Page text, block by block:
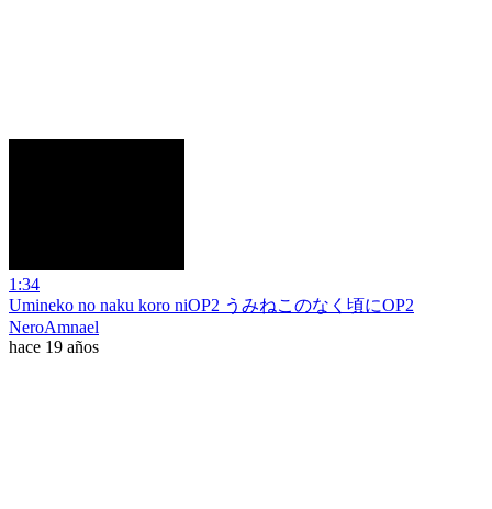
1:34
Umineko no naku koro niOP2 うみねこのなく頃にOP2
NeroAmnael
hace 19 años